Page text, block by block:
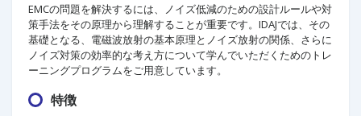
EMCの問題を解決するには、ノイズ低減のための設計ルールや対
策手法をその原理から理解することが重要です。IDAJでは、その
基礎となる、電磁波放射の基本原理とノイズ放射の関係、さらに
ノイズ対策の効率的な考え方について学んでいただくためのトレ
ーニングプログラムをご用意しています。
特徴